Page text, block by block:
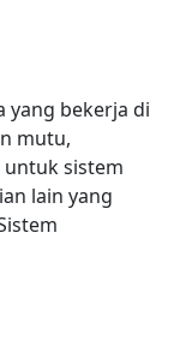
yang bekerja di
mutu,
sistem
lain yang